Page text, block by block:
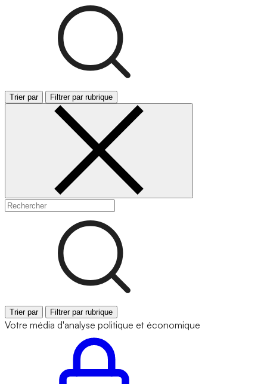
Trier par Filtrer par rubrique
Trier par Filtrer par rubrique
Votre média d'analyse politique et économique